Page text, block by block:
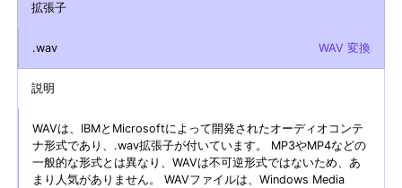
拡張子
.wav WAV 変換
説明
WAVは、IBMとMicrosoftによって開発されたオーディオコンテ
ナ形式であり、.wav拡張子が付いています。 MP3やMP4などの
一般的な形式とは異なり、WAVは不可逆形式ではないため、あ
まり人気がありません。 WAVファイルは、Windows Media